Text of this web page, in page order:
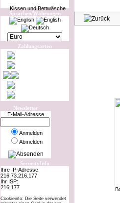
Kissen und Bettwäsche
Sprachen/Währungen
Zahlungsarten
Newsletter
E-Mail-Adresse
Anmelden
Abmelden
SecurityInfo
Ihre IP-Adresse:
216.73.216.177
Ihr ISP:
216.177
Cookieinfo: Die Seite verwendet